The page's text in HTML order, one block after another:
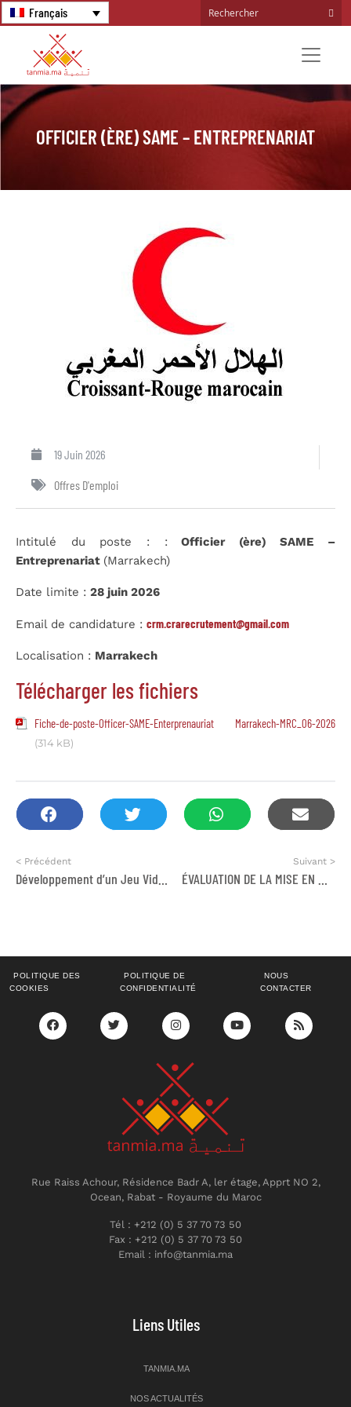
Français
OFFICIER (ÈRE) SAME – ENTREPRENARIAT
19 Juin 2026
Offres D'emploi
Intitulé du poste : : Officier (ère) SAME –
Entreprenariat (Marrakech)
Date limite : 28 juin 2026
Email de candidature : crm.crarecrutement@gmail.com
Localisation : Marrakech
Télécharger les fichiers
Fiche-de-poste-Officer-SAME-Enterprenauriat Marrakech-MRC_06-2026
(314 kB)
< Précédent Suivant >
POLITIQUE DES
COOKIES
POLITIQUE DE
CONFIDENTIALITÉ
NOUS
CONTACTER
Rue Raiss Achour, Résidence Badr A, ler étage, Apprt NO 2,
Ocean, Rabat - Royaume du Maroc
Tél : +212 (0) 5 37 70 73 50
Fax : +212 (0) 5 37 70 73 50
Email : info@tanmia.ma
Liens Utiles
TANMIA.MA
NOS ACTUALITÉS